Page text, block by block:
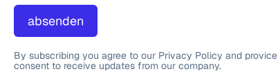
absenden
By subscribing you agree to our Privacy Policy and provice
consent to receive updates from our company.